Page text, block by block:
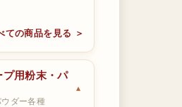
ての商品を見る ＞
プ用粉末・パ
ダー各種